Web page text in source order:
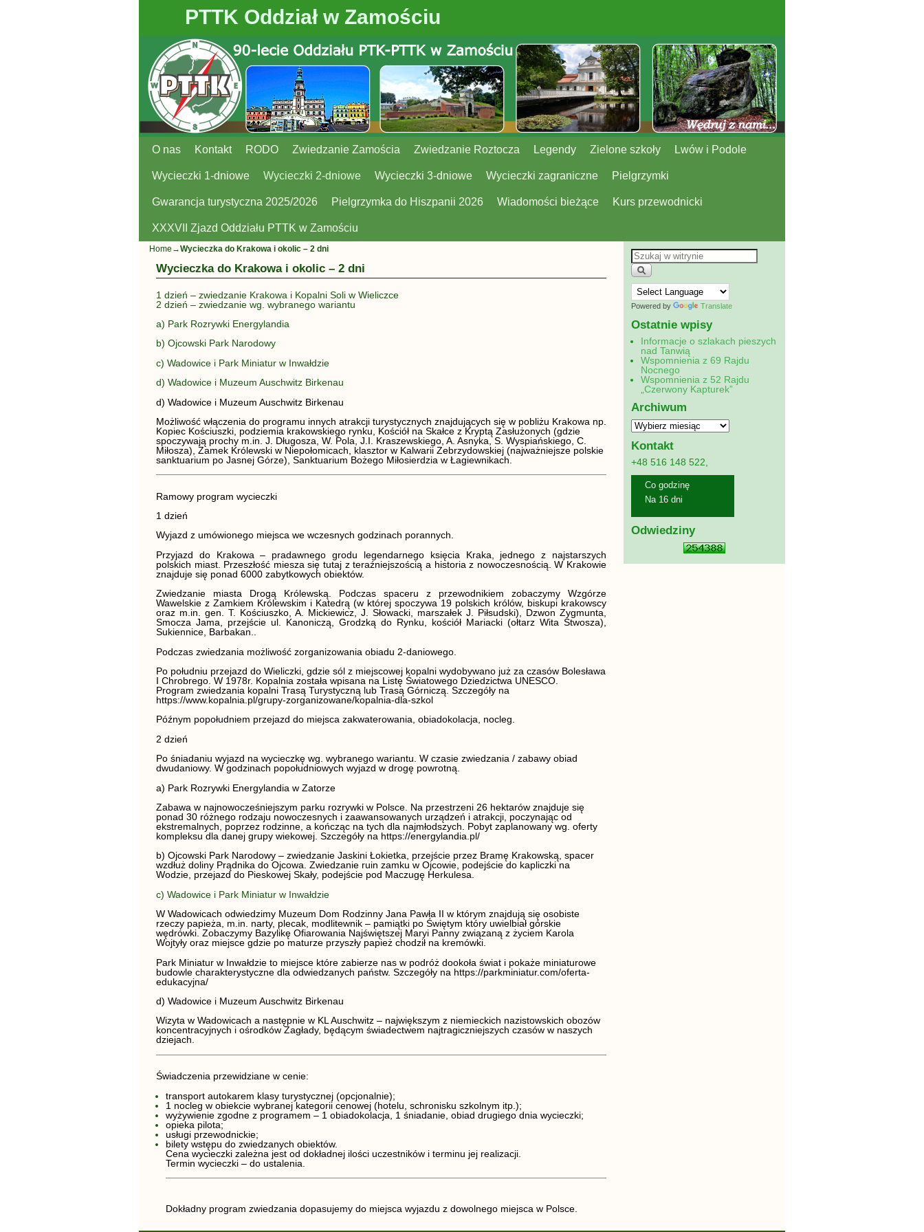
PTTK Oddział w Zamościu
Przejdź do głównej treści
Przejdź do
O nas Kontakt RODO Zwiedzanie Zamościa Zwiedzanie Roztocza Legendy Zielone szkoły Lwów i Podole
Wycieczki 1-dniowe Wycieczki 2-dniowe Wycieczki 3-dniowe Wycieczki zagraniczne Pielgrzymki
Gwarancja turystyczna 2025/2026 Pielgrzymka do Hiszpanii 2026 Wiadomości bieżące Kurs przewodnicki
XXXVII Zjazd Oddziału PTTK w Zamościu
Home →Wycieczka do Krakowa i okolic – 2 dni
Wycieczka do Krakowa i okolic – 2 dni
1 dzień – zwiedzanie Krakowa i Kopalni Soli w Wieliczce
2 dzień – zwiedzanie wg. wybranego wariantu
a) Park Rozrywki Energylandia
b) Ojcowski Park Narodowy
c) Wadowice i Park Miniatur w Inwałdzie
d) Wadowice i Muzeum Auschwitz Birkenau
d) Wadowice i Muzeum Auschwitz Birkenau
Możliwość włączenia do programu innych atrakcji turystycznych znajdujących się w pobliżu Krakowa np.
Kopiec Kościuszki, podziemia krakowskiego rynku, Kościół na Skałce z Kryptą Zasłużonych (gdzie
spoczywają prochy m.in. J. Długosza, W. Pola, J.I. Kraszewskiego, A. Asnyka, S. Wyspiańskiego, C.
Miłosza), Zamek Królewski w Niepołomicach, klasztor w Kalwarii Zebrzydowskiej (najważniejsze polskie
sanktuarium po Jasnej Górze), Sanktuarium Bożego Miłosierdzia w Łagiewnikach.
Ramowy program wycieczki
1 dzień
Wyjazd z umówionego miejsca we wczesnych godzinach porannych.
Przyjazd do Krakowa – pradawnego grodu legendarnego księcia Kraka, jednego z najstarszych
polskich miast. Przeszłość miesza się tutaj z teraźniejszością a historia z nowoczesnością. W Krakowie
znajduje się ponad 6000 zabytkowych obiektów.
Zwiedzanie miasta Drogą Królewską. Podczas spaceru z przewodnikiem zobaczymy Wzgórze
Wawelskie z Zamkiem Królewskim i Katedrą (w której spoczywa 19 polskich królów, biskupi krakowscy
oraz m.in. gen. T. Kościuszko, A. Mickiewicz, J. Słowacki, marszałek J. Piłsudski), Dzwon Zygmunta,
Smocza Jama, przejście ul. Kanoniczą, Grodzką do Rynku, kościół Mariacki (ołtarz Wita Stwosza),
Sukiennice, Barbakan..
Podczas zwiedzania możliwość zorganizowania obiadu 2-daniowego.
Po południu przejazd do Wieliczki, gdzie sól z miejscowej kopalni wydobywano już za czasów Bolesława
I Chrobrego. W 1978r. Kopalnia została wpisana na Listę Światowego Dziedzictwa UNESCO.
Program zwiedzania kopalni Trasą Turystyczną lub Trasą Górniczą. Szczegóły na
https://www.kopalnia.pl/grupy-zorganizowane/kopalnia-dla-szkol
Późnym popołudniem przejazd do miejsca zakwaterowania, obiadokolacja, nocleg.
2 dzień
Po śniadaniu wyjazd na wycieczkę wg. wybranego wariantu. W czasie zwiedzania / zabawy obiad
dwudaniowy. W godzinach popołudniowych wyjazd w drogę powrotną.
a) Park Rozrywki Energylandia w Zatorze
Zabawa w najnowocześniejszym parku rozrywki w Polsce. Na przestrzeni 26 hektarów znajduje się
ponad 30 różnego rodzaju nowoczesnych i zaawansowanych urządzeń i atrakcji, poczynając od
ekstremalnych, poprzez rodzinne, a kończąc na tych dla najmłodszych.
Pobyt zaplanowany wg. oferty
kompleksu dla danej grupy wiekowej. Szczegóły na https://energylandia.pl/
b) Ojcowski Park Narodowy – zwiedzanie Jaskini Łokietka, przejście przez Bramę Krakowską, spacer
wzdłuż doliny Prądnika do Ojcowa. Zwiedzanie ruin zamku w Ojcowie, podejście do kapliczki na
Wodzie, przejazd do Pieskowej Skały, podejście pod Maczugę Herkulesa.
c) Wadowice i Park Miniatur w Inwałdzie
W Wadowicach odwiedzimy Muzeum Dom Rodzinny Jana Pawła II w którym znajdują się osobiste
rzeczy papieża, m.in. narty, plecak, modlitewnik – pamiątki po Świętym który uwielbiał górskie
wędrówki. Zobaczymy Bazylikę Ofiarowania Najświętszej Maryi Panny związaną z życiem Karola
Wojtyły oraz miejsce gdzie po maturze przyszły papież chodził na kremówki.
Park Miniatur w Inwałdzie to miejsce które zabierze nas w podróż dookoła świat i pokaże miniaturowe
budowle charakterystyczne dla odwiedzanych państw. Szczegóły na https://parkminiatur.com/oferta-
edukacyjna/
d) Wadowice i Muzeum Auschwitz Birkenau
Wizyta w Wadowicach a następnie w KL Auschwitz – największym z niemieckich nazistowskich obozów
koncentracyjnych i ośrodków Zagłady, będącym świadectwem najtragiczniejszych czasów w naszych
dziejach.
Świadczenia przewidziane w cenie:
transport autokarem klasy turystycznej (opcjonalnie);
1 nocleg w obiekcie wybranej kategorii cenowej (hotelu, schronisku szkolnym itp.);
wyżywienie zgodne z programem – 1 obiadokolacja, 1 śniadanie, obiad drugiego dnia wycieczki;
opieka pilota;
usługi przewodnickie;
bilety wstępu do zwiedzanych obiektów.
Cena wycieczki zależna jest od dokładnej ilości uczestników i terminu jej realizacji.
Termin wycieczki – do ustalenia.
Dokładny program zwiedzania dopasujemy do miejsca wyjazdu z dowolnego miejsca w Polsce.
Powered by Translate
Ostatnie wpisy
Informacje o szlakach pieszych
nad Tanwią
Wspomnienia z 69 Rajdu
Nocnego
Wspomnienia z 52 Rajdu
„Czerwony Kapturek”
Archiwum
Kontakt
+48 516 148 522,
Co godzinę
Na 16 dni
Odwiedziny